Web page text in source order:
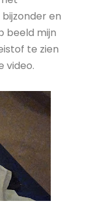
en
beeld mijn
te zien
video.